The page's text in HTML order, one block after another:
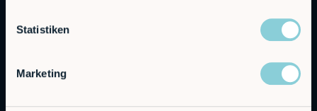
Statistiken
Marketing
Lösungen
Embedded Robotics